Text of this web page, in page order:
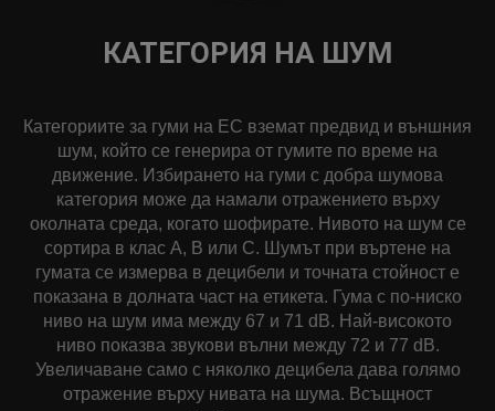
КАТЕГОРИЯ НА ШУМ
Категориите за гуми на ЕС вземат предвид и външния
шум, който се генерира от гумите по време на
движение. Избирането на гуми с добра шумова
категория може да намали отражението върху
околната среда, когато шофирате. Нивото на шум се
сортира в клас A, B или C. Шумът при въртене на
гумата се измерва в децибели и точната стойност е
показана в долната част на етикета. Гума с по-ниско
ниво на шум има между 67 и 71 dB. Най-високото
ниво показва звукови вълни между 72 и 77 dB.
Увеличаване само с няколко децибела дава голямо
отражение върху нивата на шума. Всъщност